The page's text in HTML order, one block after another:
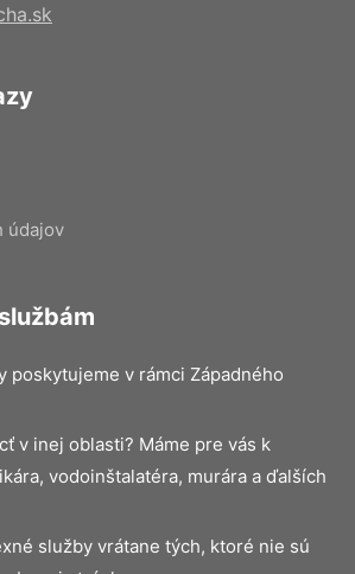
údajov
poskytujeme v rámci Západného
v inej oblasti? Máme pre vás k
vodoinštalatéra, murára a ďalších
služby vrátane tých, ktoré nie sú